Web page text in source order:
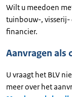
Wilt u meedoen
tuinbouw-,
financier.
Aanvragen als
U vraagt het BLV
meer over het